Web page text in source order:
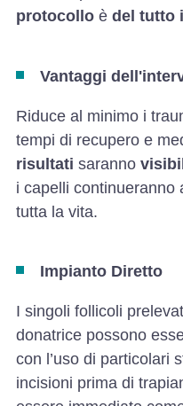
protocollo è del tutto
Vantaggi
Riduce al minimo i
tempi di recupero e
risultati saranno
i capelli continueranno
tutta la vita.
Impianto Diretto
I singoli follicoli
donatrice possono
con l’uso di particolari
incisioni prima di